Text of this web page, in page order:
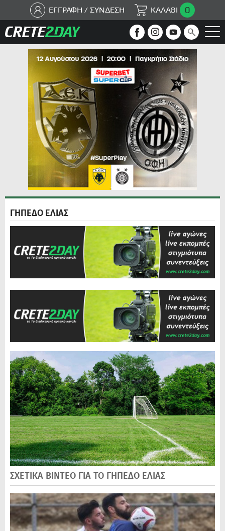
ΕΓΓΡΑΦΗ / ΣΥΝΔΕΣΗ ΚΑΛΑΘΙ 0
ΓΗΠΕΔΟ ΕΛΙΑΣ
ΣΧΕΤΙΚΑ ΒΙΝΤΕΟ ΓΙΑ ΤΟ ΓΗΠΕΔΟ ΕΛΙΑΣ